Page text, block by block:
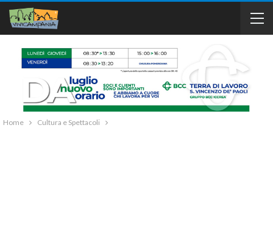
Home Cultura e Spettacoli